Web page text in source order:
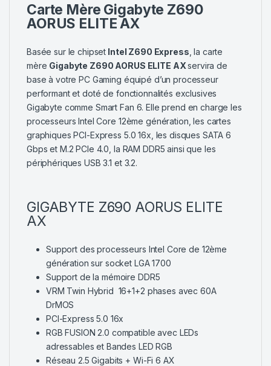
Carte Mère Gigabyte Z690
AORUS ELITE AX
Basée sur le chipset Intel Z690 Express , la carte
mère Gigabyte Z690 AORUS ELITE AXservira de
base à votre PC Gaming équipé d’un processeur
performant et doté de fonctionnalités exclusives
Gigabyte comme Smart Fan 6. Elle prend en charge les
processeurs Intel Core 12ème génération, les cartes
graphiques PCI-Express 5.0 16x, les disques SATA 6
Gbps et M.2 PCIe 4.0, la RAM DDR5 ainsi que les
périphériques USB 3.1 et 3.2.
GIGABYTE Z690 AORUS ELITE
AX
Support des processeurs Intel Core de 12ème
génération sur socket LGA 1700
Support de la mémoire DDR5
VRM Twin Hybrid 16+1+2 phases avec 60A
DrMOS
PCI-Express 5.0 16x
RGB FUSION 2.0 compatible avec LEDs
adressables et Bandes LED RGB
Réseau 2.5 Gigabits + Wi-Fi 6 AX